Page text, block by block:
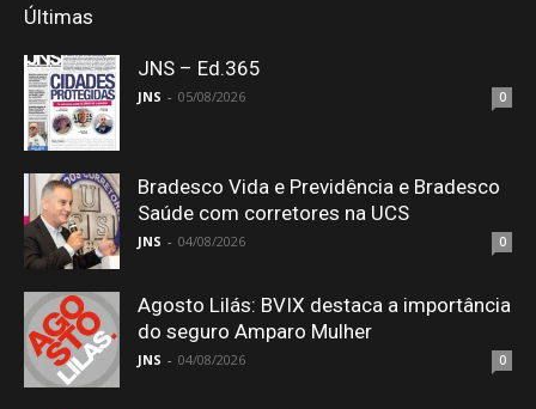
Últimas
JNS – Ed.365
JNS - 05/08/2026 0
Bradesco Vida e Previdência e Bradesco
Saúde com corretores na UCS
JNS - 04/08/2026 0
Agosto Lilás: BVIX destaca a importância
do seguro Amparo Mulher
JNS - 04/08/2026 0